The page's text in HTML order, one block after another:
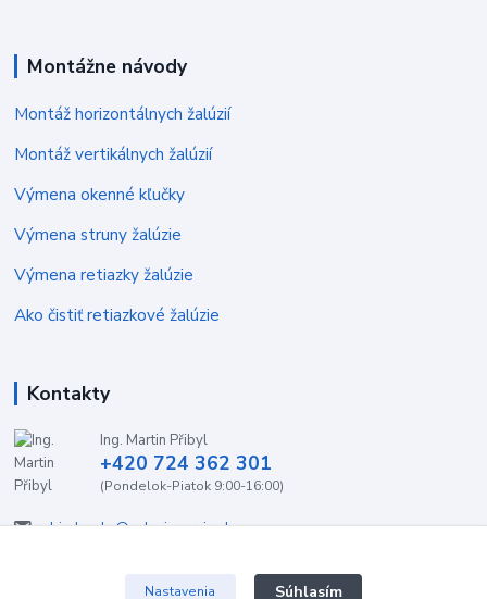
Montážne návody
Montáž horizontálnych žalúzií
Montáž vertikálnych žalúzií
Výmena okenné kľučky
Výmena struny žalúzie
Výmena retiazky žalúzie
Ako čistiť retiazkové žalúzie
Kontakty
Ing. Martin Přibyl
+420 724 362 301
(Pondelok-Piatok 9:00-16:00)
objednavky@zaluzieservis.sk
Nastavenia Súhlasím